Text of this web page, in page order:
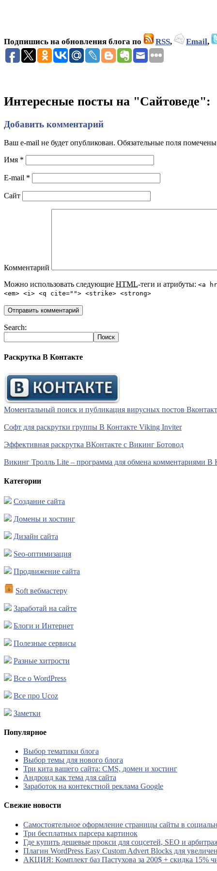
Подпишись на обновления блога по RSS, Email,
Интересные посты на "Сайтоведе":
Добавить комментарий
Ваш e-mail не будет опубликован. Обязательные поля помечены
Имя *
E-mail *
Сайт
Комментарий
Можно использовать следующие HTML-теги и атрибуты: <a
<em> <i> <q cite=""> <strike> <strong>
Search:
Раскрутка В Контакте
Моментальный поиск и публикация вирусных постов
Софт для раскрутки группы В Контакте Viking Inviter
Эффективная раскрутка ВКонтакте с Викинг Ботовод
Викинг Тролль Lite – программа для обмена комментариями В
Категории
Создание сайта
Домены и хостинг
Дизайн сайта
Seo-оптимизация
Продвижение сайта
Soft вебмастеру
Заработай на сайте
Блоги и Интернет
Полезные сервисы
Разные хитрости
Все о WordPress
Все про Ucoz
Заметки
Популярное
Выбор тематики блога
Выбор темы для нового блога
Три кита вашего сайта: CMS, домен и хостинг
Андроид как тема для сайта
Заработок на контекстной реклама Google
Свежие новости
Самостоятельное оформление страницы сайты в
Три бесплатных парсера картинок
Где купить дешевые прокси для соцсетей, SEO и
Плагин WordPress Easy Custom Advert Blocks для
АКЦИЯ: Комплект баз Пастухова за 200$ + скидка 15%